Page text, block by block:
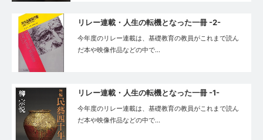
リレー連載・人生の転機となった一冊 -2-
今年度のリレー連載は、基礎教育の教員がこれまで読ん
だ本や映像作品などの中で…
リレー連載・⼈⽣の転機となった⼀冊 -1-
今年度のリレー連載は、基礎教育の教員がこれまで読ん
だ本や映像作品などの中で…